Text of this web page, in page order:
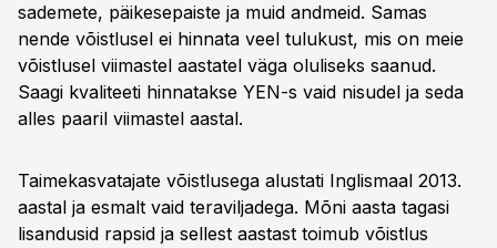
sademete, päikesepaiste ja muid andmeid. Samas
nende võistlusel ei hinnata veel tulukust, mis on meie
võistlusel viimastel aastatel väga oluliseks saanud.
Saagi kvaliteeti hinnatakse YEN-s vaid nisudel ja seda
alles paaril viimastel aastal.
Taimekasvatajate võistlusega alustati Inglismaal 2013.
aastal ja esmalt vaid teraviljadega. Mõni aasta tagasi
lisandusid rapsid ja sellest aastast toimub võistlus